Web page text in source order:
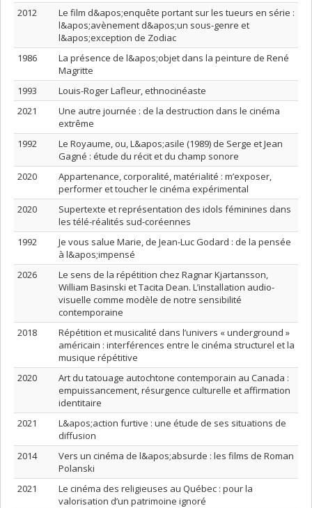
2012
Le film d&apos;enquête portant sur les tueurs en série :
l&apos;avènement d&apos;un sous-genre et
l&apos;exception de Zodiac
1986
La présence de l&apos;objet dans la peinture de René
Magritte
1993
Louis-Roger Lafleur, ethnocinéaste
2021
Une autre journée : de la destruction dans le cinéma
extrême
1992
Le Royaume, ou, L&apos;asile (1989) de Serge et Jean
Gagné : étude du récit et du champ sonore
2020
Appartenance, corporalité, matérialité : m’exposer,
performer et toucher le cinéma expérimental
2020
Supertexte et représentation des idols féminines dans
les télé-réalités sud-coréennes
1992
Je vous salue Marie, de Jean-Luc Godard : de la pensée
à l&apos;impensé
2026
Le sens de la répétition chez Ragnar Kjartansson,
William Basinski et Tacita Dean. L’installation audio-
visuelle comme modèle de notre sensibilité
contemporaine
2018
Répétition et musicalité dans l’univers « underground »
américain : interférences entre le cinéma structurel et la
musique répétitive
2020
Art du tatouage autochtone contemporain au Canada :
empuissancement, résurgence culturelle et affirmation
identitaire
2021
L&apos;action furtive : une étude de ses situations de
diffusion
2014
Vers un cinéma de l&apos;absurde : les films de Roman
Polanski
2021
Le cinéma des religieuses au Québec : pour la
valorisation d’un patrimoine ignoré